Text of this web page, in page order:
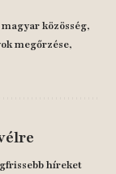
közösség
megőrzése
híreket